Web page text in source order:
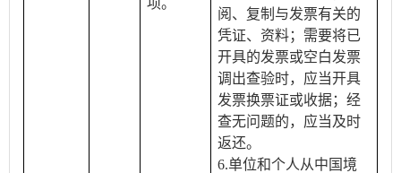
阅、复制与发票有关的
凭证、资料；需要将已
开具的发票或空白发票
调出查验时，应当开具
发票换票证或收据；经
查无问题的，应当及时
返还。
6.单位和个人从中国境